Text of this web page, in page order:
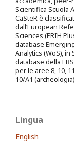
Scientifica Scuola
CaSteR è
dall’European
Sciences (ERIH
database
Analytics (WoS), in
database della
per le aree 8, 10,
10/A1
Lingua
English